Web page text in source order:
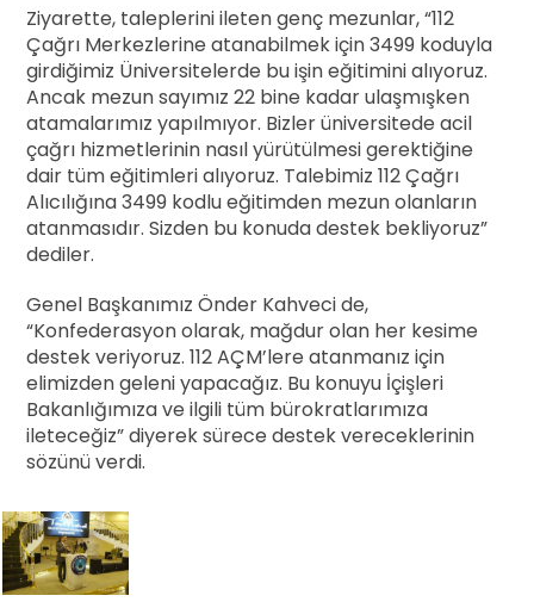
Ziyarette, taleplerini ileten genç mezunlar, “112
Çağrı Merkezlerine atanabilmek için 3499 koduyla
girdiğimiz Üniversitelerde bu işin eğitimini alıyoruz.
Ancak mezun sayımız 22 bine kadar ulaşmışken
atamalarımız yapılmıyor. Bizler üniversitede acil
çağrı hizmetlerinin nasıl yürütülmesi gerektiğine
dair tüm eğitimleri alıyoruz. Talebimiz 112 Çağrı
Alıcılığına 3499 kodlu eğitimden mezun olanların
atanmasıdır. Sizden bu konuda destek bekliyoruz”
dediler.
Genel Başkanımız Önder Kahveci de,
“Konfederasyon olarak, mağdur olan her kesime
destek veriyoruz. 112 AÇM’lere atanmanız için
elimizden geleni yapacağız. Bu konuyu İçişleri
Bakanlığımıza ve ilgili tüm bürokratlarımıza
ileteceğiz” diyerek sürece destek vereceklerinin
sözünü verdi.